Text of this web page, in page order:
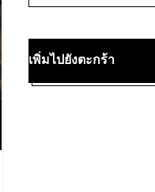
เพิ่มไปยังตะกร้า